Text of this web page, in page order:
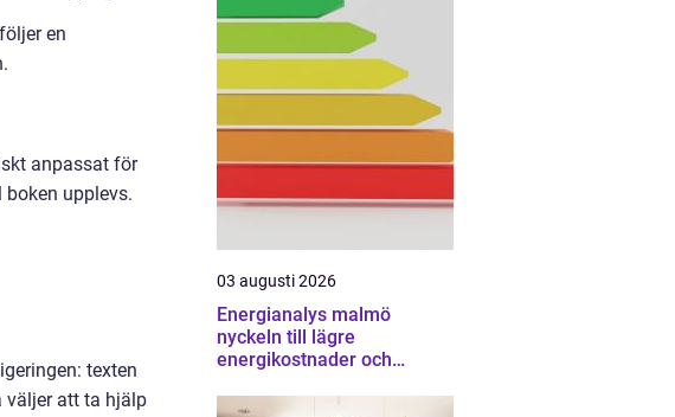
en
anpassat för
upplevs.
texten
väljer att ta hjälp
03 augusti 2026
Energianalys malmö
nyckeln till lägre
energikostnader och